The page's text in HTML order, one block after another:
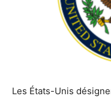
Les États-Unis